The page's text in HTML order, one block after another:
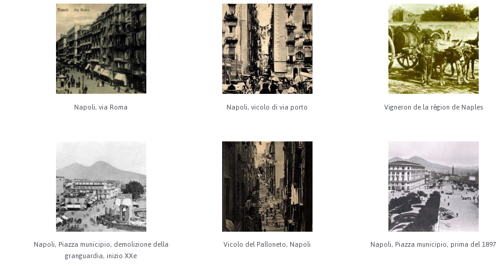
Napoli, via Roma Napoli, vicolo di via porto Vigneron de la région de Naples
Napoli, Piazza municipio, demolizione della
granguardia, inizio XXe
Vicolo del Palloneto, Napoli Napoli, Piazza municipio, prima del 1897